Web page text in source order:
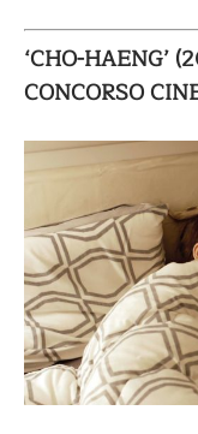
‘CHO-HAENG’
CONCORSO